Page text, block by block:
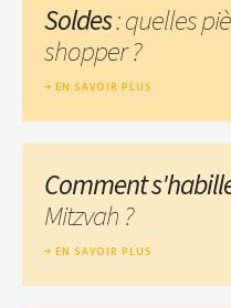
Soldes: quelles
shopper ?
EN SAVOIR PLUS
Comment
Mitzvah ?
EN SAVOIR PLUS